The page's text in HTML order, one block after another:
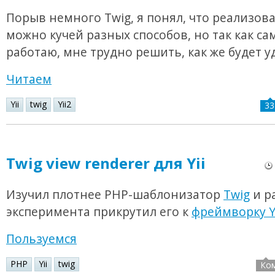
Порыв немного Twig, я понял, что
можно кучей разных способов, но так как
работаю, мне трудно решить, как же будет
Читаем
Yii twig Yii2
Twig view renderer для Yii
Изучил плотнее PHP-шаблонизатор Twig и
эксперимента прикрутил его к фреймворку
Пользуемся
PHP Yii twig